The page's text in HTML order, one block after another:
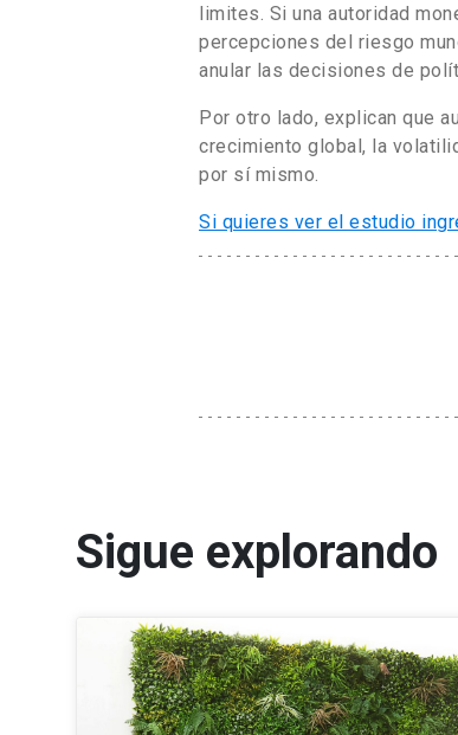
limites. Si una autoridad
percepciones del riesgo
anular las decisiones de
Por otro lado, explican que
crecimiento global, la
por sí mismo.
Si quieres ver el estudio
Sigue explorando